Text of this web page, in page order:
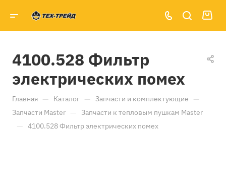
4100.528 Фильтр
электрических помех
Главная — Каталог — Запчасти и комплектующие —
Запчасти Master — Запчасти к тепловым пушкам Master
— 4100.528 Фильтр электрических помех